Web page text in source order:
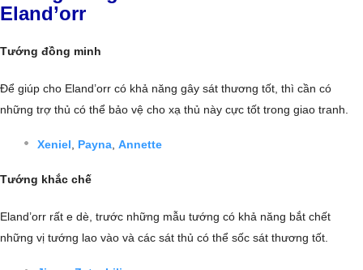
Eland’orr
Tướng đồng minh
Để giúp cho Eland’orr có khả năng gây sát thương tốt, thì cần có
những trợ thủ có thể bảo vệ cho xạ thủ này cực tốt trong giao tranh.
Xeniel Payna Annette
Tướng khắc chế
Eland’orr rất e dè, trước những mẫu tướng có khả năng bắt chết
những vị tướng lao vào và các sát thủ có thể sốc sát thương tốt.